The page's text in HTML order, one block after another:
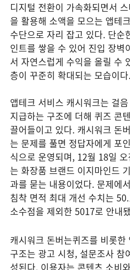
디지털 전환이 가속화되면서
을 활용해 소액을 모으는 앱테
수단으로 자리 잡고 있다. 단순
인트를 쌓을 수 있어 진입 장벽
서 자연스럽게 수익을 올릴 수
층이 꾸준히 확대되는 모습이다.
앱테크 서비스 캐시워크는 걸
지급하는 구조에 더해 퀴즈 콘
끌어들이고 있다. 캐시워크 돈
는 문제를 풀면 정답자에게 포
식으로 운영되며, 12월 18일
는 화장품 브랜드 이지마인드
과를 묻는 내용이었다. 문제에
침착 면적 최대 개선 수치는
소수점을 제외한 5017로 안내
캐시워크 돈버는퀴즈를 비롯
구조는 광고 시청, 설문조사 참
성된다. 이용자는 콘텐츠 소비